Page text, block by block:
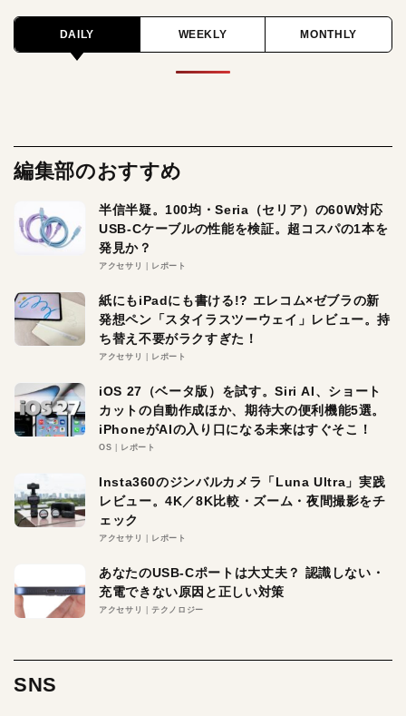
DAILY WEEKLY MONTHLY
編集部のおすすめ
半信半疑。100均・Seria（セリア）の60W対応
USB-Cケーブルの性能を検証。超コスパの1本を
発見か？
アクセサリ レポート
紙にもiPadにも書ける!? エレコム×ゼブラの新
発想ペン「スタイラスツーウェイ」レビュー。持
ち替え不要がラクすぎた！
アクセサリ レポート
iOS 27（ベータ版）を試す。Siri AI、ショート
カットの自動作成ほか、期待大の便利機能5選。
iPhoneがAIの入り口になる未来はすぐそこ！
OS レポート
Insta360のジンバルカメラ「Luna Ultra」実践
レビュー。4K／8K比較・ズーム・夜間撮影をチ
ェック
アクセサリ レポート
あなたのUSB-Cポートは大丈夫？ 認識しない・
充電できない原因と正しい対策
アクセサリ テクノロジー
SNS